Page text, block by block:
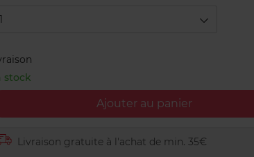
1
stock
Ajouter au panier
Livraison gratuite à l'achat de min. 35€